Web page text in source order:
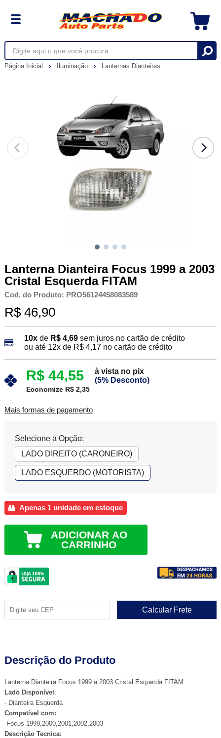
Página Inicial Iluminação Lanternas Dianteiras
Lanterna Dianteira Focus 1999 a 2003
Cristal Esquerda FITAM
Cod. do Produto: PRO56124458083589
R$ 46,90
10xde R$ 4,69 sem juros no cartão de crédito
ou até 12xde R$ 4,17no cartão de crédito
R$ 44,55
à vista no pix
(5% Desconto)
Economize R$ 2,35
Mais formas de pagamento
Selecione a Opção:
LADO DIREITO (CARONEIRO)
LADO ESQUERDO (MOTORISTA)
Apenas 1 unidade em estoque
ADICIONAR AO
CARRINHO
Descrição do Produto
Lanterna Dianteira Focus 1999 a 2003 Cristal Esquerda FITAM
Lado Disponível:
- Dianteira Esquerda
Compatível com:
-Focus 1999,2000,2001,2002,2003
Descrição Tecnica: